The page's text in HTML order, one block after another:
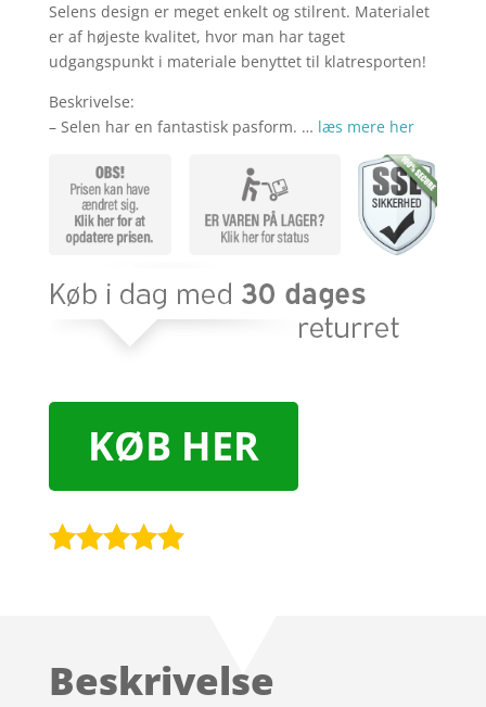
Selens design er meget enkelt og stilrent. Materialet
er af højeste kvalitet, hvor man har taget
udgangspunkt i materiale benyttet til klatresporten!
Beskrivelse:
– Selen har en fantastisk pasform. … læs mere her
KØB HER
kundebedø
Beskrivelse